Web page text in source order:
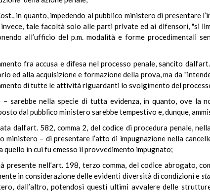
in quanto, impedendo al pubblico ministero di presentare
tale facoltà solo alle parti private ed ai difensori, "si
all’ufficio del p.m. modalità e forme procedimentali
fra accusa e difesa nel processo penale, sancito
alla acquisizione e formazione della prova, ma da
di tutte le attività riguardanti lo svolgimento del
sarebbe nella specie di tutta evidenza, in quanto, ove la
dal pubblico ministero sarebbe tempestivo e, dunque,
dall’art. 582, comma 2, del codice di procedura penale,
– di presentare l’atto di impugnazione nella
in cui fu emesso il provvedimento impugnato;
nell’art. 198, terzo comma, del codice abrogato,
in considerazione delle evidenti diversità di condizioni e
dall’altro, potendosi questi ultimi avvalere delle